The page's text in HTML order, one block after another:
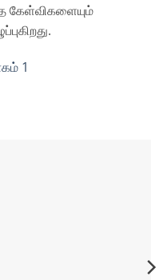
கேள்விகளையும்
1